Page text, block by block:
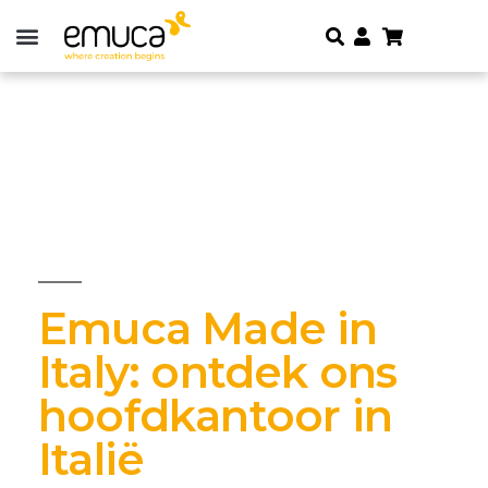
Emuca Made in
Italy: ontdek ons
hoofdkantoor in
Italië